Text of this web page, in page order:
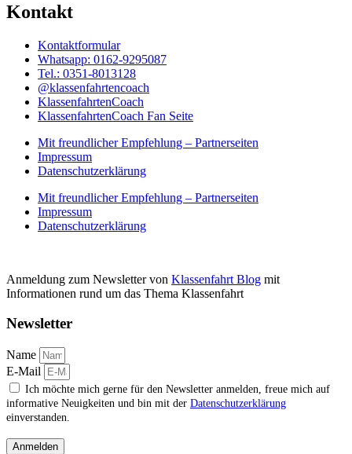
Kontakt
Kontaktformular
Whatsapp: 0162-9295087
Tel.: 0351-8013128
@klassenfahrtencoach
KlassenfahrtenCoach
KlassenfahrtenCoach Fan Seite
Mit freundlicher Empfehlung – Partnerseiten
Impressum
Datenschutzerklärung
Mit freundlicher Empfehlung – Partnerseiten
Impressum
Datenschutzerklärung
Anmeldung zum Newsletter von Klassenfahrt Blog mit
Informationen rund um das Thema Klassenfahrt
Newsletter
Name
E-Mail
Ich möchte mich gerne für den Newsletter anmelden, freue mich auf
informative Neuigkeiten und bin mit der Datenschutzerklärung
einverstanden.
Anmelden